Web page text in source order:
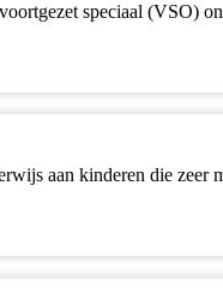
speciaal (VSO)
aan kinderen die